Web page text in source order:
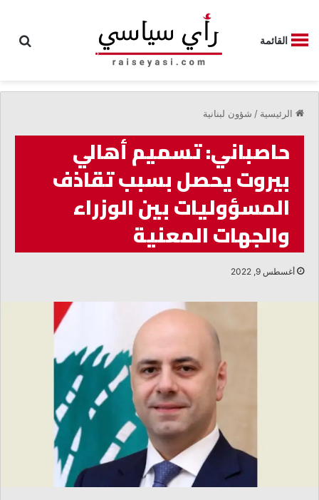
القائمة
الرئيسية / شؤون لبنانية
حاصباني: تسميم أهالي
بيروت يحصل بسبب تقاذف
المسؤوليات بين الوزراء
والجهات المعنية
أغسطس 9, 2022